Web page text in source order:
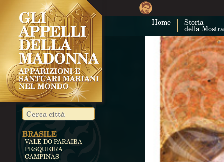
Home Storia
della Mostra
BRASILE
VALE DO PARAIBA
PESQUEIRA
CAMPINAS